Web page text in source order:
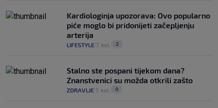
Kardiologinja upozorava: Ovo popularno
piće moglo bi pridonijeti začepljenju
arterija
LIFESTYLE 7. kol. 2
Stalno ste pospani tijekom dana?
Znanstvenici su možda otkrili zašto
ZDRAVLJE 7. kol. 0